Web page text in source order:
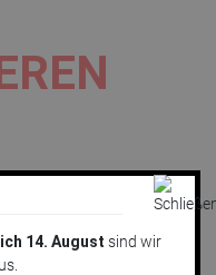
senden
14. August sind wir